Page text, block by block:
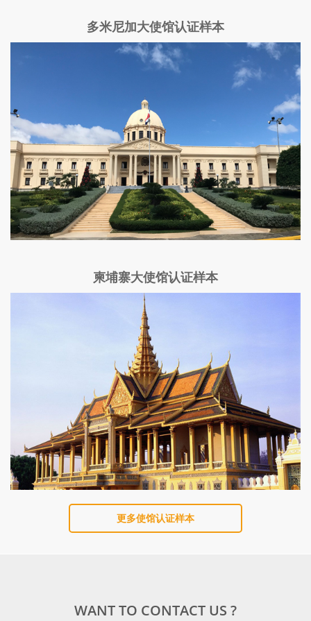
多米尼加大使馆认证样本
柬埔寨大使馆认证样本
更多使馆认证样本
WANT TO CONTACT US ?